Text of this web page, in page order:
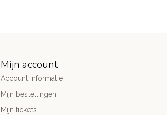
Mijn account
Account informatie
Mijn bestellingen
Mijn tickets